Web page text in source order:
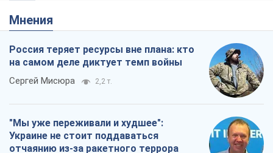
Мнения
Россия теряет ресурсы вне плана: кто
на самом деле диктует темп войны
Сергей Мисюра 2,2 т.
"Мы уже переживали и худшее":
Украине не стоит поддаваться
отчаянию из-за ракетного террора